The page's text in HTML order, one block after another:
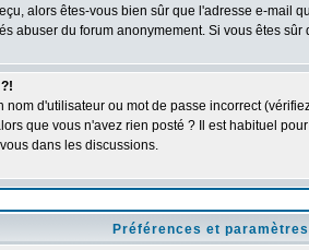
alors êtes-vous bien sûr que l'adresse e-
abuser du forum anonymement. Si vous êtes
d'utilisateur ou mot de passe incorrect
que vous n'avez rien posté ? Il est habituel
dans les discussions.
Préférences et